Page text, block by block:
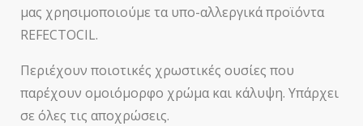
μας χρησιμοποιούμε ταυπο-αλλεργικά προϊόντα
REFECTOCIL.
Περιέχουν ποιοτικές χρωστικές ουσίες που
παρέχουν ομοιόμορφο χρώμα και κάλυψη. Υπάρχει
σε όλες τις αποχρώσεις.